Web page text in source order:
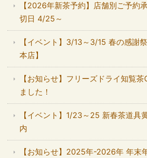
【2026年新茶予約】店舗別ご予約
切日 4/25～
【イベント】3/13～3/15 春の感謝
本店】
【お知らせ】フリーズドライ知覧
ました！
【イベント】1/23～25 新春茶道具
内
【お知らせ】2025年-2026年 年末